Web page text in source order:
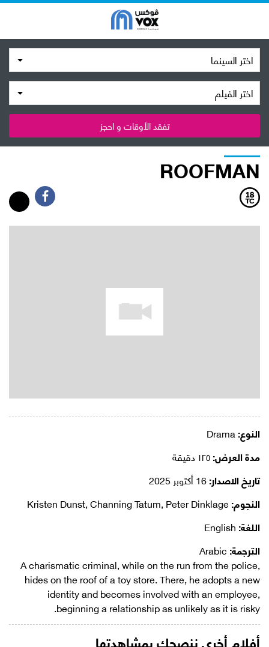
اختر السينما
اختر الفيلم
تفقد الأوقات و احجز
ROOFMAN
النوع:
مدة العرض:
تاريخ الاصدار:
النجوم:
اللغة:
الترجمة:
A charismatic criminal, while on the run from the police,
hides on the roof of a toy store. There, he adopts a new
identity and becomes involved with an employee,
beginning a relationship as unlikely as it is risky.
أفلام أخرى ننصحك بمشاهدتها